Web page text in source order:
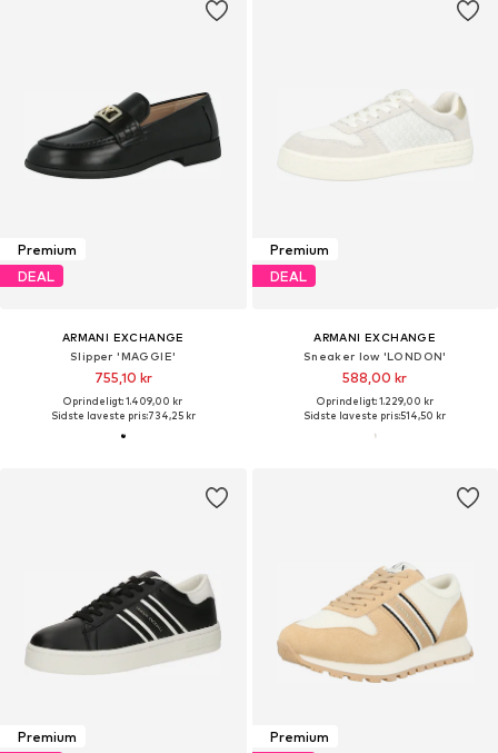
Premium
DEAL
ARMANI EXCHANGE
Slipper 'MAGGIE'
755,10 kr
Oprindeligt: 1.409,00 kr
Sidste laveste pris:734,25 kr
Premium
DEAL
ARMANI EXCHANGE
Sneaker low 'LONDON'
588,00 kr
Oprindeligt: 1.229,00 kr
Sidste laveste pris:514,50 kr
Premium
Premium